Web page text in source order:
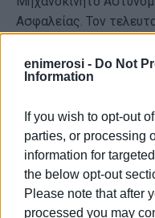
enimerosi - Do Not
Information
If you wish to opt-out
parties, or processing
information for
the below opt-out
Please note that after
processed you may
Ασφαλείας. Τον
Αθήνα ανέλαβαν,
ένοπλα σώματα
Μια από τις πιο
Σωμάτων Ασφαλείας,
αποκλειστικά από
αναπήρων πολέμου
των νοσοκομείων